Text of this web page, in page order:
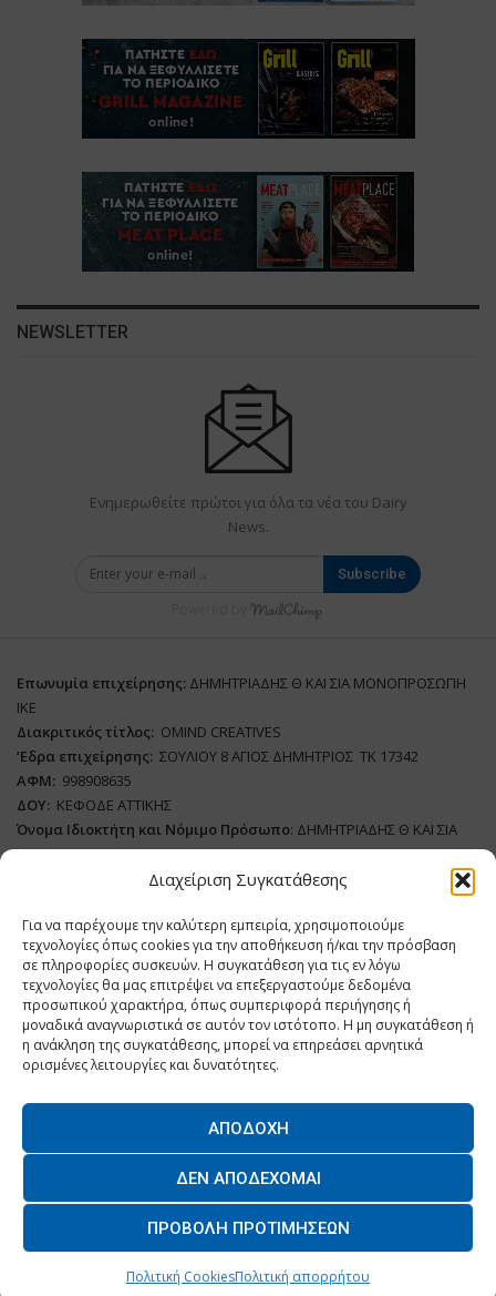
Διαχείριση Συγκατάθεσης
Για να παρέχουμε την καλύτερη εμπειρία, χρησιμοποιούμε
τεχνολογίες όπως cookies για την αποθήκευση ή/και την πρόσβαση
σε πληροφορίες συσκευών. Η συγκατάθεση για τις εν λόγω
τεχνολογίες θα μας επιτρέψει να επεξεργαστούμε δεδομένα
προσωπικού χαρακτήρα, όπως συμπεριφορά περιήγησης ή
μοναδικά αναγνωριστικά σε αυτόν τον ιστότοπο. Η μη συγκατάθεση ή
η ανάκληση της συγκατάθεσης, μπορεί να επηρεάσει αρνητικά
ορισμένες λειτουργίες και δυνατότητες.
ΑΠΟΔΟΧΉ
ΔΕΝ ΑΠΟΔΈΧΟΜΑΙ
ΠΡΟΒΟΛΉ ΠΡΟΤΙΜΉΣΕΩΝ
Πολιτική CookiesΠολιτική απορρήτου
NEWSLETTER
Ενημερωθείτε πρώτοι για όλα τα νέα του Dairy
News.
Subscribe
Επωνυμία επιχείρησης: ΔΗΜΗΤΡΙΑΔΗΣ Θ ΚΑΙ ΣΙΑ ΜΟΝΟΠΡΟΣΩΠΗ
ΙΚΕ
Διακριτικός τίτλος: ΟΜΙΝD CREATIVES
‘Eδρα επιχείρησης: ΣΟΥΛΙΟΥ 8 ΑΓΙΟΣ ΔΗΜΗΤΡΙΟΣ ΤΚ 17342
ΑΦΜ: 998908635
ΔΟΥ: ΚΕΦΟΔΕ ΑΤΤΙΚΗΣ
Όνομα Ιδιοκτήτη και Νόμιμο Πρόσωπο: ΔΗΜΗΤΡΙΑΔΗΣ Θ ΚΑΙ ΣΙΑ
ΜΟΝΟΠΡΟΣΩΠΗ ΙΚΕ
Domain:www.dairynews.gr
Δικαιούχος Domain:ΔΗΜΗΤΡΙΑΔΗΣ Θ ΚΑΙ ΣΙΑ ΜΟΝΟΠΡΟΣΩΠΗ ΙΚΕ
Διευθυντής: ΕΥΘΥΜΙΑΤΟΥ ΜΑΡΙΑ
Διαχειριστής:ΕΥΘΥΜΙΑΤΟΥ ΜΑΡΙΑ
Δήλωση Συμμόρφωσης
ΕΠΙΧΕΙΡΗΣΕΙΣ
ΕΠΙΚΟΙΝΩΝΙΑ
© 2026 - All Rights Reserved. -Πολιτική Απορρήτου
Powered byBYTE A COOKIE